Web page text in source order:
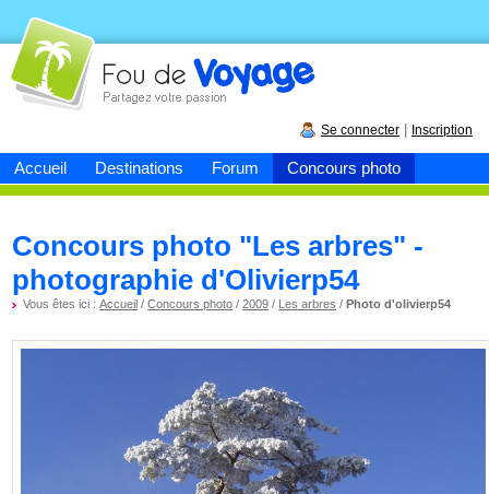
Accueil Destinations Forum Concours photo
Fou devoyage
Se connecter Inscription
Concours photo "Les arbres" -
photographie d'Olivierp54
Vous êtes ici :Accueil /Concours photo /2009 / Les arbres /Photo d'olivierp54